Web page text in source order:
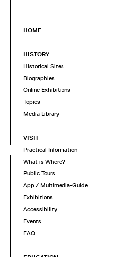
HOME
HISTORY
Historical Sites
Biographies
Online Exhibitions
Topics
Media Library
VISIT
Practical Information
What is Where?
Public Tours
App / Multimedia-Guide
Exhibitions
Accessibility
Events
FAQ